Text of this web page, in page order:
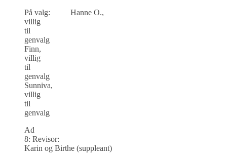
På valg: Hanne O.,
villig
til
genvalg
Finn,
villig
til
genvalg
Sunniva,
villig
til
genvalg
Ad
8: Revisor:
Karin og Birthe (suppleant)